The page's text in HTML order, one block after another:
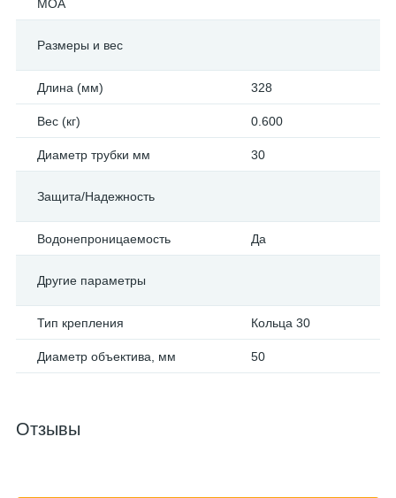
МОА
Размеры и вес
Длина (мм) 328
Вес (кг) 0.600
Диаметр трубки мм 30
Защита/Надежность
Водонепроницаемость Да
Другие параметры
Тип крепления Кольца 30
Диаметр объектива, мм 50
Отзывы